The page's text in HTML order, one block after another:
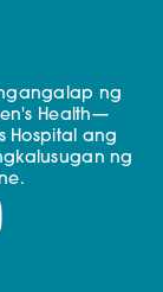
ng
Health—
Hospital ang
ng